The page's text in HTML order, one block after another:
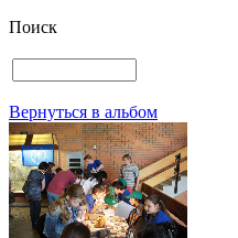
Поиск
Вернуться в альбом